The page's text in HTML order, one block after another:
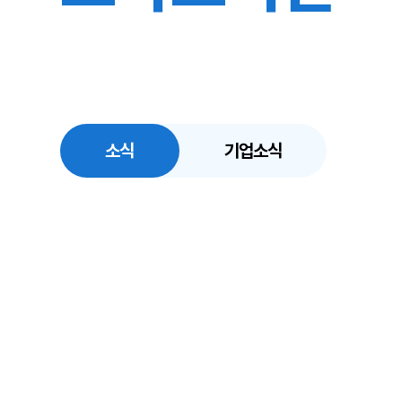
소식 기업소식